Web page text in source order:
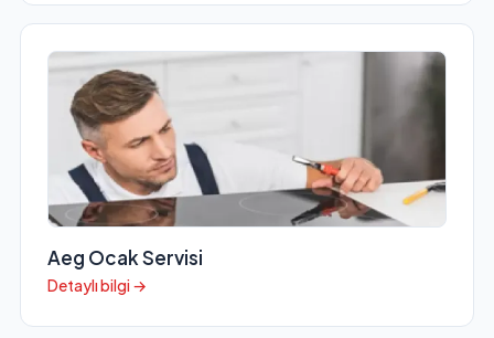
Aeg Ocak Servisi
Detaylı bilgi →